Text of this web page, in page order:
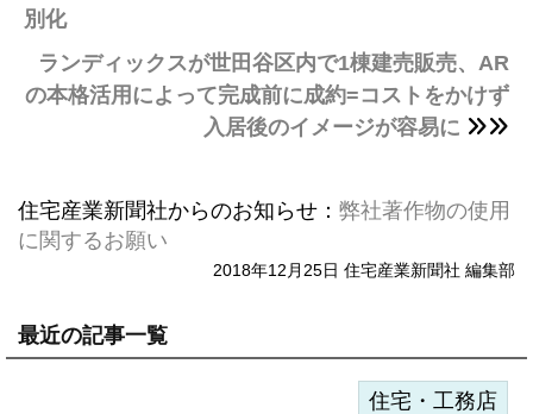
別化
ランディックスが世田谷区内で1棟建売販売、AR
の本格活用によって完成前に成約=コストをかけず
入居後のイメージが容易に
住宅産業新聞社からのお知らせ： 弊社著作物の使用
に関するお願い
2018年12月25日 住宅産業新聞社 編集部
最近の記事一覧
住宅・工務店